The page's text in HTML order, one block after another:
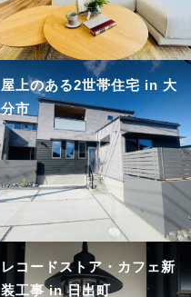
屋上のある2世帯住宅 in 大
分市
レコードストア・カフェ新
装工事 in 日出町